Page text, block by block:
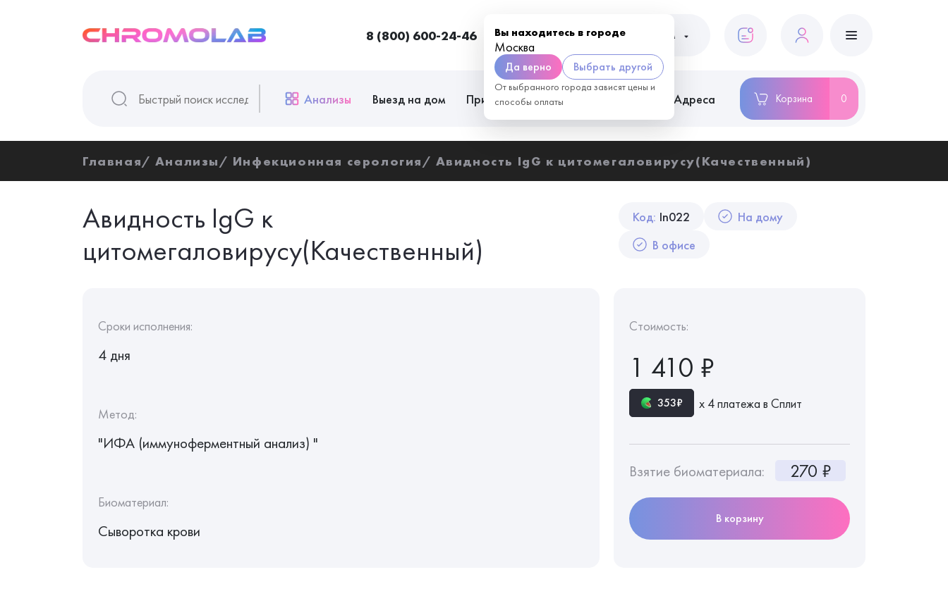
8 (800) 600-24-46 Вы находитесь в городе
Москва
Да верно Выбрать другой
От выбранного города зависят цены и
способы оплаты
Москва Пациентам
Анализы Выезд на дом Приём врачей Адреса Корзина 0
Главная Анализы Инфекционная серология Авидность IgG к цитомегаловирусу(Качественный)
Код: In022
На дому
В офисе
Авидность IgG к
цитомегаловирусу(Качественный)
Сроки исполнения:
4 дня
Метод:
"ИФА (иммуноферментный анализ) "
Биоматериал:
Сыворотка крови
Стоимость:
1 410 ₽
353₽ х 4 платежа в Сплит
Взятие биоматериала: 270 ₽
В корзину